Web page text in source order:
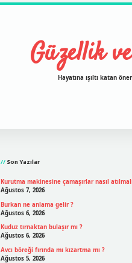
Güzellik
Hayatına ışıltı katan
Son Yazılar
Kurutma makinesine çamaşırlar nasıl
Ağustos 7, 2026
Burkan ne anlama gelir ?
Ağustos 6, 2026
Kuduz tırnaktan bulaşır mı ?
Ağustos 6, 2026
Avcı böreği fırında mı kızartma mı ?
Ağustos 5, 2026